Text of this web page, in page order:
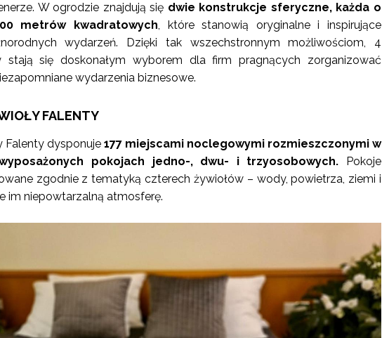
W ogrodzie znajdują się dwie konstrukcje sferyczne, każda o
metrów kwadratowych, które stanowią oryginalne i inspirujące
wydarzeń. Dzięki tak wszechstronnym możliwościom, 4
stają się doskonałym wyborem dla firm pragnących zorganizować
wydarzenia biznesowe.
FALENTY
Falenty dysponuje 177 miejscami noclegowymi rozmieszczonymi w
pokojach jedno-, dwu- i trzyosobowych. Pokoje
zgodnie z tematyką czterech żywiołów – wody, powietrza, ziemi i
im niepowtarzalną atmosferę.